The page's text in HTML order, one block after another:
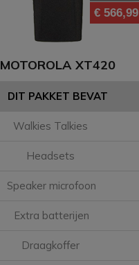
€ 566,99
MOTOROLA XT420
DIT PAKKET BEVAT
Walkies Talkies
Headsets
Speaker microfoon
Extra batterijen
Draagkoffer